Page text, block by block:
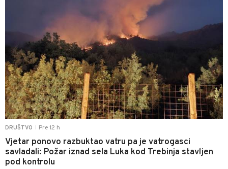
DRUŠTVO Pre 12 h
Vjetar ponovo razbuktao vatru pa je vatrogasci
savladali: Požar iznad sela Luka kod Trebinja stavljen
pod kontrolu